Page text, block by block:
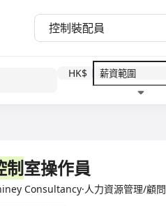
HK$
制室操作員
Consultancy·人力資源管理/顧問